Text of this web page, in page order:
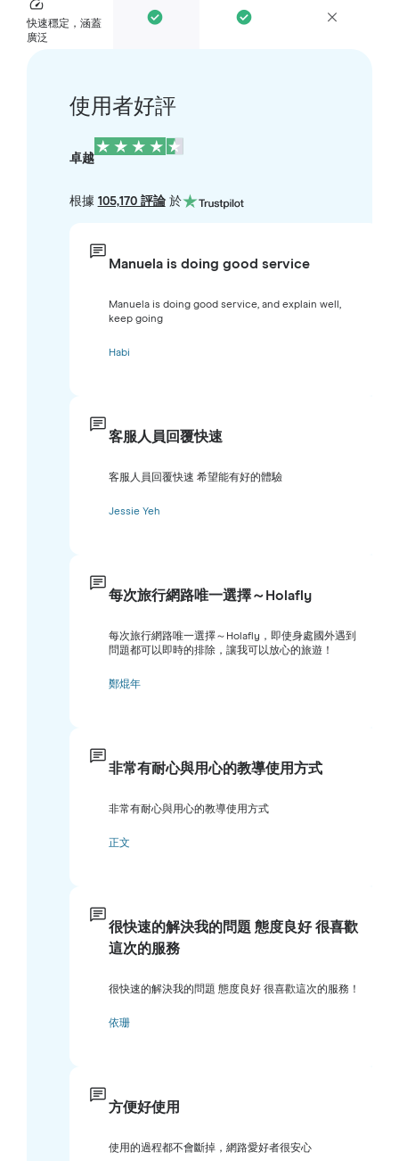
快速穩定，涵蓋
廣泛
使用者好評
卓越
根據 105,170 評論於
Manuela is doing good service
Manuela is doing good service, and explain well,
keep going
Habi
客服人員回覆快速
客服人員回覆快速 希望能有好的體驗
Jessie Yeh
每次旅行網路唯一選擇～Holafly
每次旅行網路唯一選擇～Holafly，即使身處國外遇到
問題都可以即時的排除，讓我可以放心的旅遊！
鄭焜年
非常有耐心與用心的教導使用方式
非常有耐心與用心的教導使用方式
正文
很快速的解決我的問題 態度良好 很喜歡
這次的服務
很快速的解決我的問題 態度良好 很喜歡這次的服務！
依珊
方便好使用
使用的過程都不會斷掉，網路愛好者很安心